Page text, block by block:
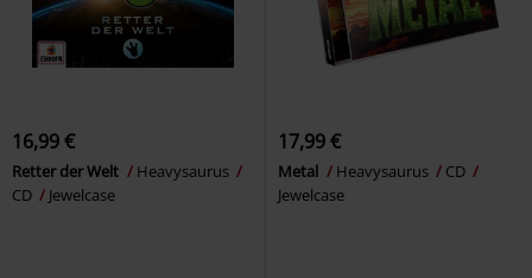
16,99 €
Retter der Welt
Heavysaurus
CD
Jewelcase
17,99 €
Metal Heavysaurus
CD
Jewelcase